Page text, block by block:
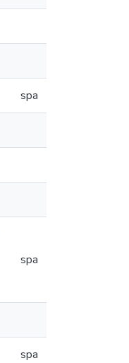
spa
spa
spa